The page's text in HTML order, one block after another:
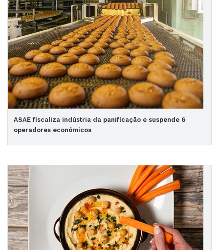
ASAE fiscaliza indústria da panificação e suspende 6
operadores económicos